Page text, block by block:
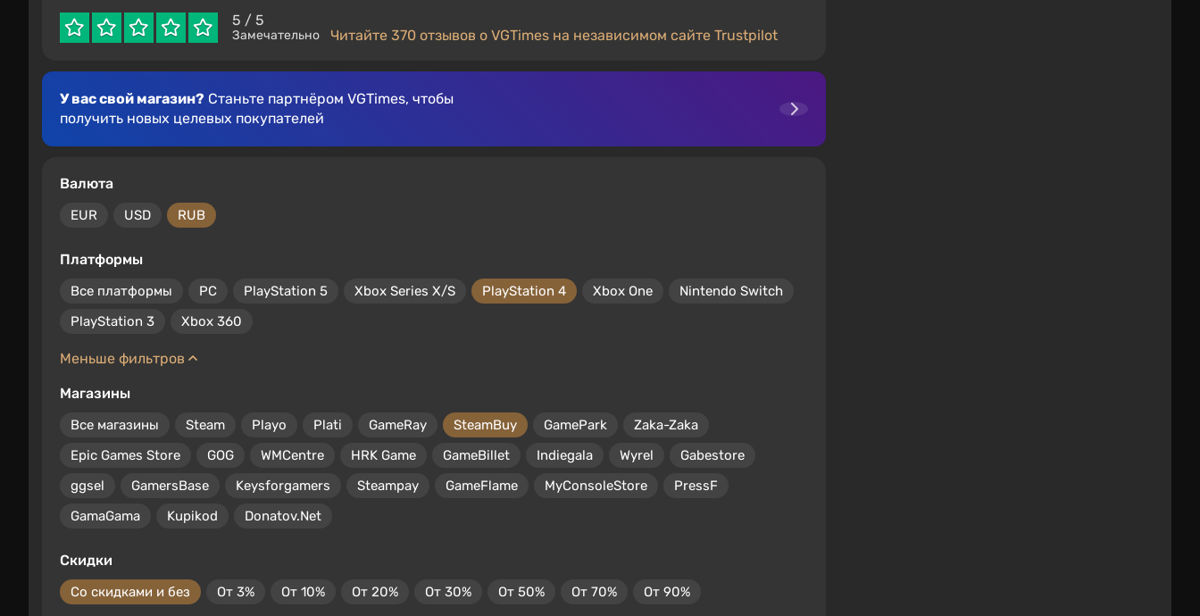
5 / 5
Замечательно Читайте 370 отзывов о VGTimes на независимом сайте Trustpilot
У вас свой магазин? Станьте партнёром VGTimes, чтобы
получить новых целевых покупателей
Валюта
EUR USD RUB
Платформы
Все платформы PC PlayStation 5 Xbox Series X/S PlayStation 4 Xbox One
Nintendo Switch
PlayStation 3
Xbox 360
Меньше фильтров
Магазины
Все магазины Steam Playo Plati GameRay SteamBuy GamePark
Zaka-Zaka
Epic Games Store
GOG WMCentre HRK Game GameBillet Indiegala Wyrel
Gabestore
ggsel
GamersBase Keysforgamers Steampay GameFlame MyConsoleStore
PressF
GamaGama
Kupikod Donatov.Net
Скидки
Со скидками и без От 3% От 10% От 20% От 30% От 50% От 70% От 90%